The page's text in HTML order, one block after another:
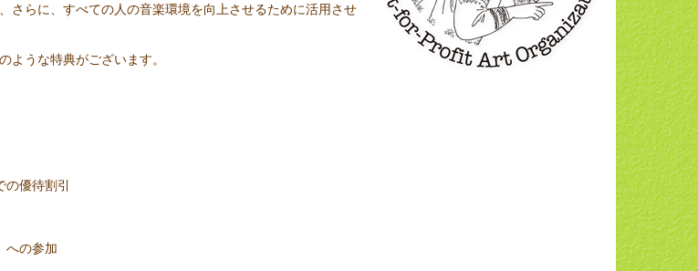
さらに、すべての人の音楽環境を向上させるために活用させ
うな特典がございます。
優待割引
への参加